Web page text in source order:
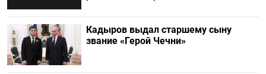
Кадыров выдал старшему сыну
звание «Герой Чечни»